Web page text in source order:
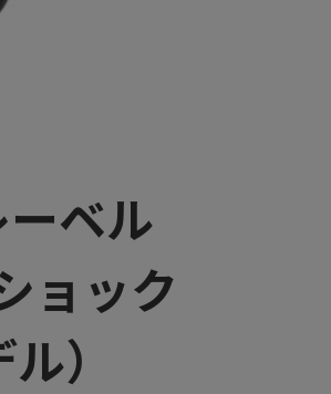
ベル
ョック
）